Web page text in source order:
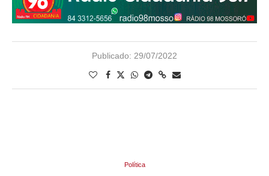
Publicado: 29/07/2022
Política